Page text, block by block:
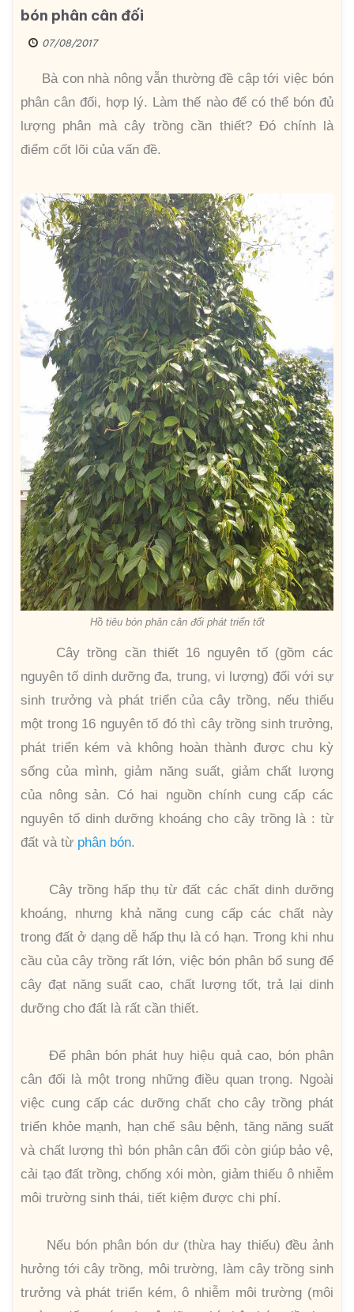
bón phân cân đối
07/08/2017
Bà con nhà nông vẫn thường đề cập tới việc bón
phân cân đối, hợp lý. Làm thế nào để có thể bón đủ
lượng phân mà cây trồng cần thiết? Đó chính là
điểm cốt lõi của vấn đề.
Hồ tiêu bón phân cân đối phát triển tốt
Cây trồng cần thiết 16 nguyên tố (gồm các
nguyên tố dinh dưỡng đa, trung, vi lượng) đối với sự
sinh trưởng và phát triển của cây trồng, nếu thiếu
một trong 16 nguyên tố đó thì cây trồng sinh trưởng,
phát triển kém và không hoàn thành được chu kỳ
sống của mình, giảm năng suất, giảm chất lượng
của nông sản. Có hai nguồn chính cung cấp các
nguyên tố dinh dưỡng khoáng cho cây trồng là : từ
đất và từ phân bón.
Cây trồng hấp thụ từ đất các chất dinh dưỡng
khoáng, nhưng khả năng cung cấp các chất này
trong đất ở dạng dễ hấp thụ là có hạn. Trong khi nhu
cầu của cây trồng rất lớn, việc bón phân bổ sung để
cây đạt năng suất cao, chất lượng tốt, trả lại dinh
dưỡng cho đất là rất cần thiết.
Để phân bón phát huy hiệu quả cao, bón phân
cân đối là một trong những điều quan trọng. Ngoài
việc cung cấp các dưỡng chất cho cây trồng phát
triển khỏe mạnh, hạn chế sâu bệnh, tăng năng suất
và chất lượng thì bón phân cân đối còn giúp bảo vệ,
cải tạo đất trồng, chống xói mòn, giảm thiếu ô nhiễm
môi trường sinh thái, tiết kiệm được chi phí.
Nếu bón phân bón dư (thừa hay thiếu) đều ảnh
hưởng tới cây trồng, môi trường, làm cây trồng sinh
trưởng và phát triển kém, ô nhiễm môi trường (môi